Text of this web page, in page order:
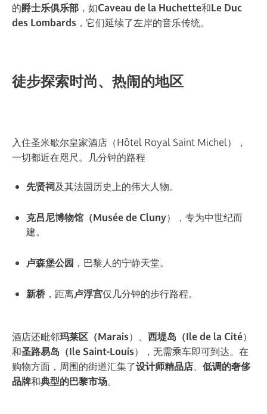
的爵士乐俱乐部 ，如Caveau de la Huchette和Le Duc
des Lombards ，它们延续了左岸的音乐传统。
徒步探索时尚、热闹的地区
入住圣米歇尔皇家酒店（Hôtel Royal Saint Michel），
一切都近在咫尺。几分钟的路程
先贤祠及其法国历史上的伟大人物。
克吕尼博物馆（Musée de Cluny），专为中世纪而
建。
卢森堡公园 ，巴黎人的宁静天堂。
新桥，距离卢浮宫仅几分钟的步行路程。
酒店还毗邻玛莱区（Marais）、 西堤岛（Ile de la Cité）
和圣路易岛（Ile Saint-Louis），无需乘车即可到达。在
购物方面，周围的街道汇集了设计师精品店、 低调的奢侈
品牌和典型的巴黎市场。